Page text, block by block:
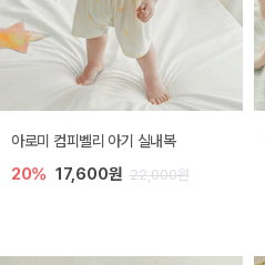
아로미 컴피벨리 아기 실내복
20% 17,600원 22,000원